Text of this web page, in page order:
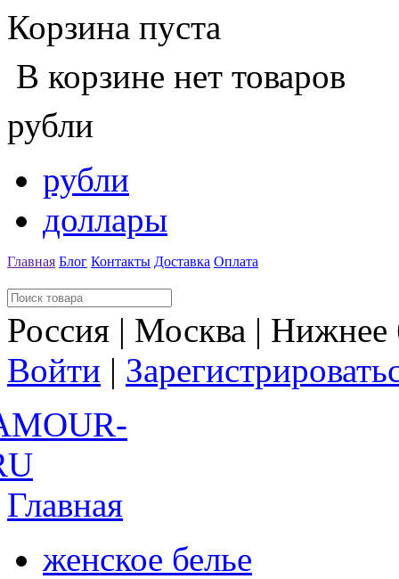
Корзина пуста
В корзине нет товаров
рубли
рубли
доллары
Главная Блог Контакты Доставка Оплата
Россия | Москва |
Войти |
Главная
женское белье